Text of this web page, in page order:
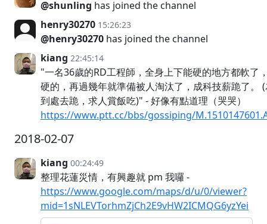
@shunling has joined the channel
henry30270 15:26:23
@henry30270 has joined the channel
kiang 22:45:14
"一名36歲的RD工程師，全身上下能硬的地方都軟了
硬的，再過幾年就準備被人淘汰了，成科技薪跪了。
到處去跪，求人賞飯吃)" - 好像有點道理（哭哭）
https://www.ptt.cc/bbs/gossiping/
2018-02-07
kiang 00:24:49
整理花蓮災情，有興趣就 pm 我囉 -
https://www.google.com/maps/d/u/0/viewer?
mid=1sNLEVTorhmZjCh2E9vHW2ICMQG6yzYei